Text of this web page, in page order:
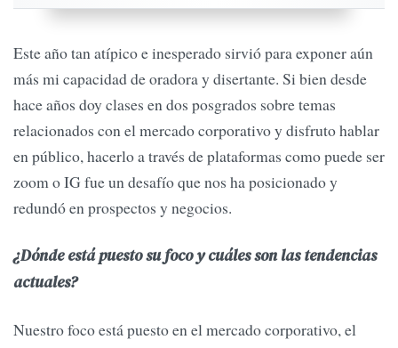
Este año tan atípico e inesperado sirvió para exponer aún
más mi capacidad de oradora y disertante. Si bien desde
hace años doy clases en dos posgrados sobre temas
relacionados con el mercado corporativo y disfruto hablar
en público, hacerlo a través de plataformas como puede ser
zoom o IG fue un desafío que nos ha posicionado y
redundó en prospectos y negocios.
¿Dónde está puesto su foco y cuáles son las tendencias
actuales?
Nuestro foco está puesto en el mercado corporativo, el